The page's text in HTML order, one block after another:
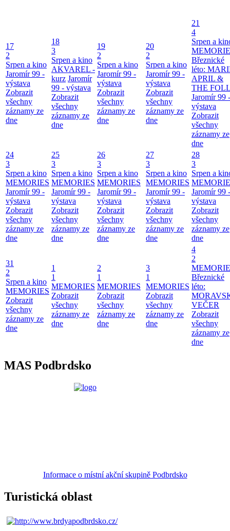
17
2
Srpen a kino
Jaromír 99 -
výstava
Zobrazit
všechny
záznamy ze
dne
18
3
Srpen a kino
AKVAREL -
kurz Jaromír
99 - výstava
Zobrazit
všechny
záznamy ze
dne
19
2
Srpen a kino
Jaromír 99 -
výstava
Zobrazit
všechny
záznamy ze
dne
20
2
Srpen a kino
Jaromír 99 -
výstava
Zobrazit
všechny
záznamy ze
dne
21
4
Srpen a
Březnické
léto:
APRIL &
THE
Jaromír 99 -
výstava
Zobrazit
všechny
záznamy ze
dne
24
3
Srpen a kino
MEMORIES
Jaromír 99 -
výstava
Zobrazit
všechny
záznamy ze
dne
25
3
Srpen a kino
MEMORIES
Jaromír 99 -
výstava
Zobrazit
všechny
záznamy ze
dne
26
3
Srpen a kino
MEMORIES
Jaromír 99 -
výstava
Zobrazit
všechny
záznamy ze
dne
27
3
Srpen a kino
MEMORIES
Jaromír 99 -
výstava
Zobrazit
všechny
záznamy ze
dne
28
3
Srpen a
Jaromír 99 -
výstava
Zobrazit
všechny
záznamy ze
dne
31
2
Srpen a kino
MEMORIES
Zobrazit
všechny
záznamy ze
dne
1
1
MEMORIES
Zobrazit
všechny
záznamy ze
dne
2
1
MEMORIES
Zobrazit
všechny
záznamy ze
dne
3
1
MEMORIES
Zobrazit
všechny
záznamy ze
dne
4
2
Březnické
léto:
VEČER
Zobrazit
všechny
záznamy ze
dne
MAS Podbrdsko
Informace o místní akční skupině Podbrdsko
Turistická oblast